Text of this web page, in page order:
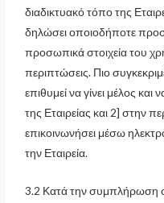
διαδικτυακό τόπο της
δηλώσει οποιοδήποτε
προσωπικά στοιχεία του
περιπτώσεις. Πιο
επιθυμεί να γίνει μέλος
της Εταιρείας και 2] στην
επικοινωνήσει μέσω
την Εταιρεία.
3.2 Κατά την συμπλήρωση